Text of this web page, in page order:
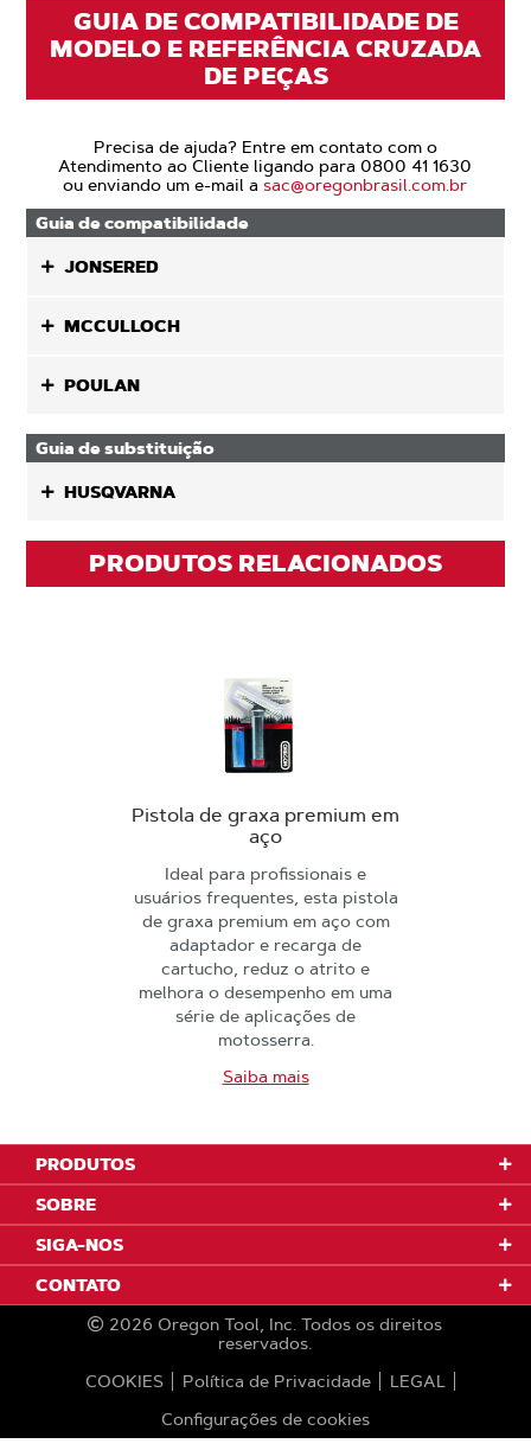
GUIA DE COMPATIBILIDADE DE
MODELO E REFERÊNCIA CRUZADA
DE PEÇAS
Precisa de ajuda? Entre em contato com o
Atendimento ao Cliente ligando para 0800 41 1630
ou enviando um e-mail asac@oregonbrasil.com.br
Guia de compatibilidade
JONSERED
MCCULLOCH
POULAN
Guia de substituição
HUSQVARNA
PRODUTOS RELACIONADOS
Pistola de graxa premium em
aço
Ideal para profissionais e
usuários frequentes, esta pistola
de graxa premium em aço com
adaptador e recarga de
cartucho, reduz o atrito e
melhora o desempenho em uma
série de aplicações de
motosserra.
Saiba mais
PRODUTOS
SOBRE
SIGA-NOS
CONTATO
2026 Oregon Tool, Inc. Todos os direitos
reservados.
COOKIES
Política de Privacidade
LEGAL
Configurações de cookies